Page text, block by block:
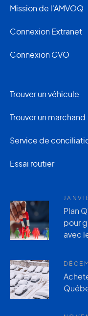
Mission de l'AMVOQ
Connexion Extranet
Connexion GVO
Trouver un véhicule
Trouver un marchand
Service de
Essai routier
Plan
pour
avec